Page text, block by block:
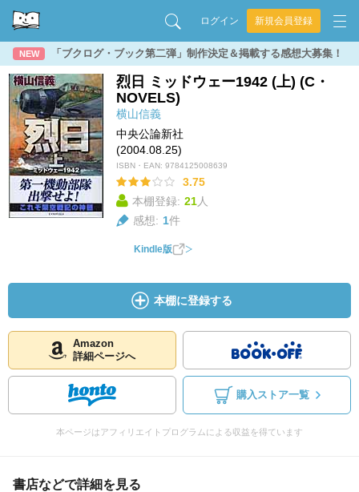
ログイン 新規会員登録
NEW 「ブクログ・ブック第二弾」制作決定＆掲載する感想大募集！
烈日 ミッドウェー1942 (上) (C・
NOVELS)
横山信義
中央公論新社
(2004.08.25)
ISBN・EAN: 9784125008639
3.75
本棚登録: 21人
感想: 1件
Kindle版
本棚に登録する
Amazon
詳細ページへ
購入ストア一覧
本ページはアフィリエイトプログラムによる収益を得ています
書店などで詳細を見る